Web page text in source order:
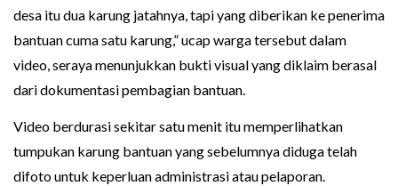
desa itu dua karung jatahnya, tapi yang diberikan ke penerima
bantuan cuma satu karung,” ucap warga tersebut dalam
video, seraya menunjukkan bukti visual yang diklaim berasal
dari dokumentasi pembagian bantuan.
Video berdurasi sekitar satu menit itu memperlihatkan
tumpukan karung bantuan yang sebelumnya diduga telah
difoto untuk keperluan administrasi atau pelaporan.